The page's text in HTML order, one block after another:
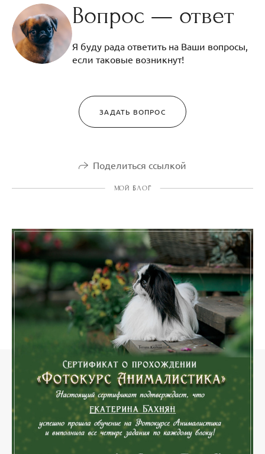
Вопрос — ответ
Я буду рада ответить на Ваши вопросы,
если таковые возникнут!
ЗАДАТЬ ВОПРОС
Поделиться ссылкой
МОЙ БЛОГ